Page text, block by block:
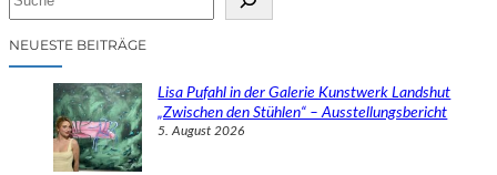
cNEUESTE BEITRÄGE
Lisa Pufahl in der Galerie Kunstwerk Landshut
„Zwischen den Stühlen“ – Ausstellungsbericht
5. August 2026